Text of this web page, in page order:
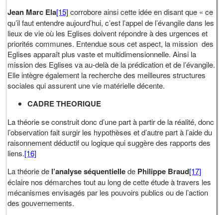
Jean Marc Ela[15]corrobore ainsi cette idée en disant que « ce
qu’il faut entendre aujourd’hui, c’est l’appel de l’évangile dans les
lieux de vie où les Eglises doivent répondre à des urgences et
priorités communes. Entendue sous cet aspect, la mission des
Eglises apparaît plus vaste et multidimensionnelle. Ainsi la
mission des Eglises va au-delà de la prédication et de l’évangile.
Elle intègre également la recherche des meilleures structures
sociales qui assurent une vie matérielle décente.
CADRE THEORIQUE
La théorie se construit donc d’une part à partir de la réalité, donc
l’observation fait surgir les hypothèses et d’autre part à l’aide du
raisonnement déductif ou logique qui suggère des rapports des
liens.[16]
La théorie de l’analyse séquentiellede Philippe Braud[17]
éclaire nos démarches tout au long de cette étude à travers les
mécanismes envisagés par les pouvoirs publics ou de l’action
des gouvernements.